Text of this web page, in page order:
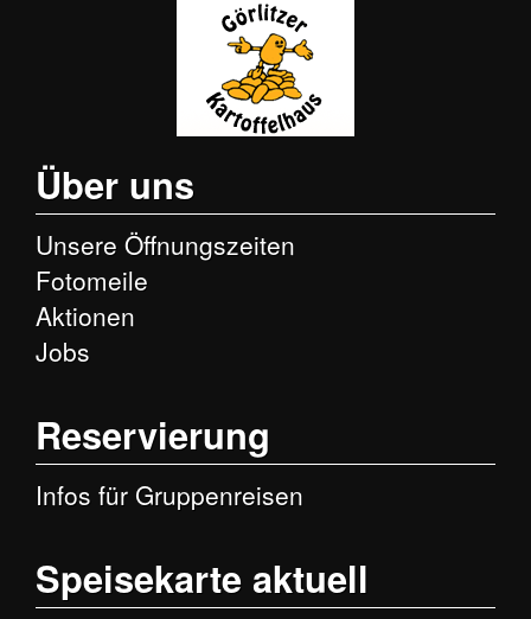
content
Über uns
Unsere Öffnungszeiten
Fotomeile
Aktionen
Jobs
Reservierung
Infos für Gruppenreisen
Speisekarte aktuell